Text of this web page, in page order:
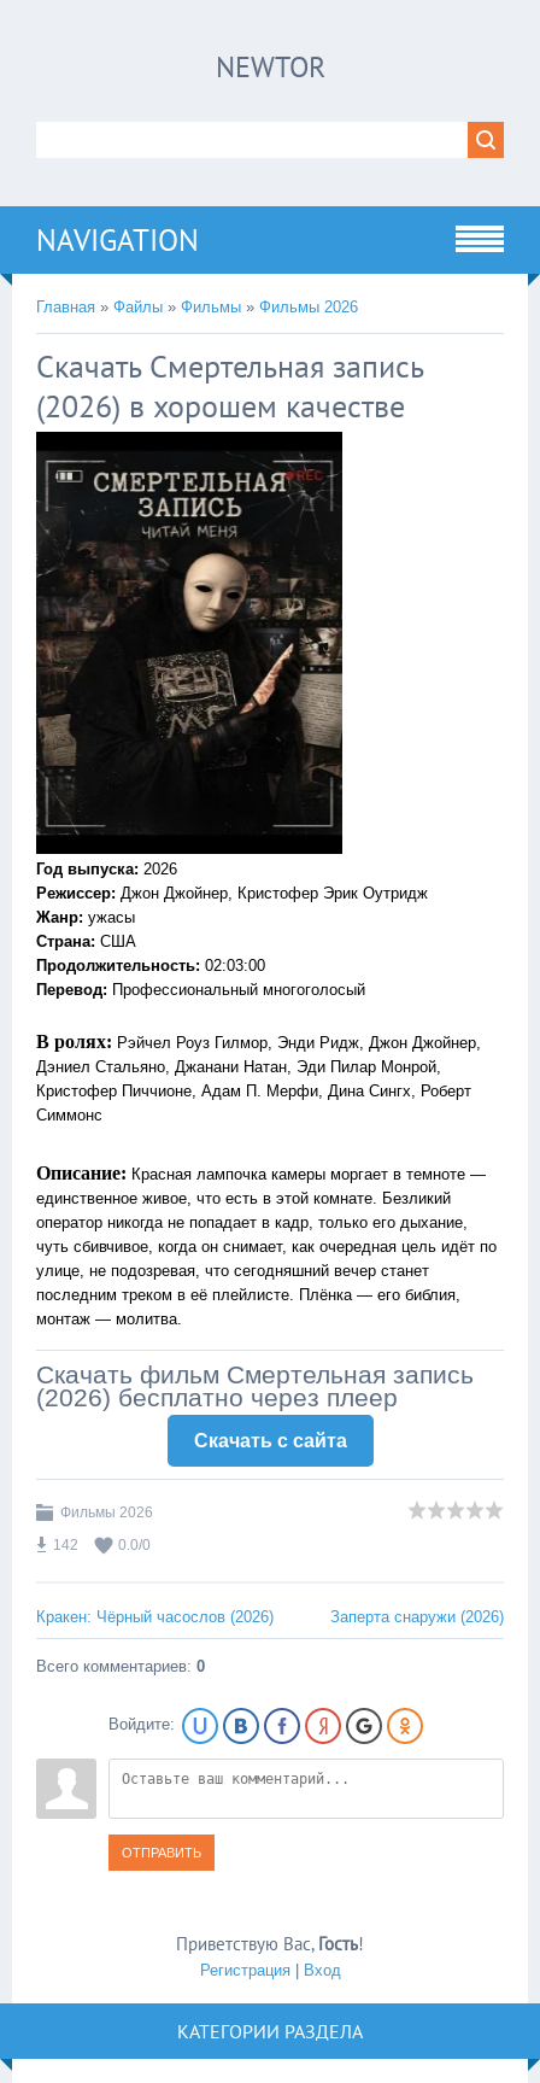
NEWTOR
NAVIGATION
Главная » Файлы » Фильмы » Фильмы 2026
Скачать Смертельная запись
(2026) в хорошем качестве
Год выпуска: 2026
Режиссер: Джон Джойнер, Кристофер Эрик Оутридж
Жанр: ужасы
Страна: США
Продолжительность: 02:03:00
Перевод: Профессиональный многоголосый
В ролях: Рэйчел Роуз Гилмор, Энди Ридж, Джон Джойнер,
Дэниел Стальяно, Джанани Натан, Эди Пилар Монрой,
Кристофер Пиччионе, Адам П. Мерфи, Дина Сингх, Роберт
Симмонс
Описание: Красная лампочка камеры моргает в темноте —
единственное живое, что есть в этой комнате. Безликий
оператор никогда не попадает в кадр, только его дыхание,
чуть сбивчивое, когда он снимает, как очередная цель идёт по
улице, не подозревая, что сегодняшний вечер станет
последним треком в её плейлисте. Плёнка — его библия,
монтаж — молитва.
Скачать фильм Смертельная запись
(2026) бесплатно через плеер
!!!Если Вы с телефона сперва нажмите на
Скачать c сайта
Фильмы 2026
142
0.0/0
Кракен: Чёрный часослов (2026) Заперта снаружи (2026)
Всего комментариев: 0
Войдите:
ОТПРАВИТЬ
Приветствую Вас, Гость!
Регистрация| Вход
КАТЕГОРИИ РАЗДЕЛА